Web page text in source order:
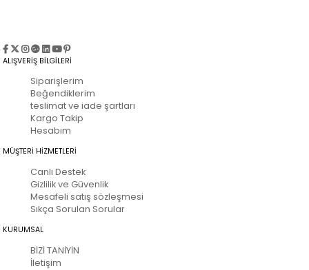
ALIŞVERİŞ BİLGİLERİ
Siparişlerim
Beğendiklerim
teslimat ve iade şartları
Kargo Takip
Hesabım
MÜŞTERİ HİZMETLERİ
Canlı Destek
Gizlilik ve Güvenlik
Mesafeli satış sözleşmesi
Sıkça Sorulan Sorular
KURUMSAL
BİZİ TANİYİN
İletişim